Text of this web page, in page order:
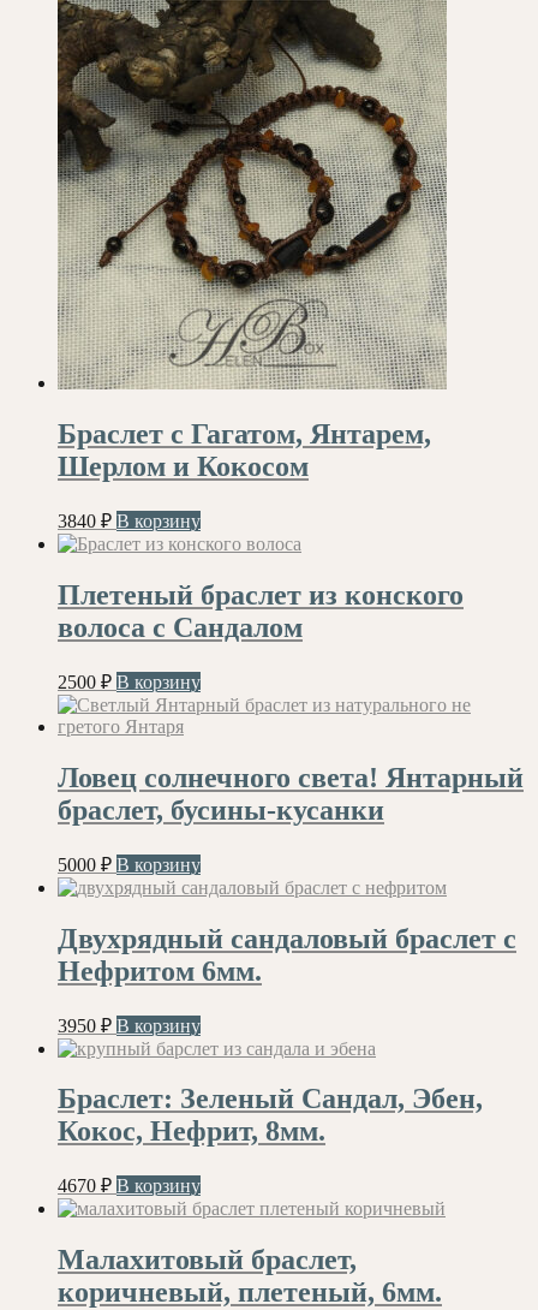
Браслет с Гагатом, Янтарем,
Шерлом и Кокосом
3840 ₽ В корзину
Плетеный браслет из конского
волоса с Сандалом
2500 ₽ В корзину
Ловец солнечного света! Янтарный
браслет, бусины-кусанки
5000 ₽ В корзину
Двухрядный сандаловый браслет с
Нефритом 6мм.
3950 ₽ В корзину
Браслет: Зеленый Сандал, Эбен,
Кокос, Нефрит, 8мм.
4670 ₽ В корзину
Малахитовый браслет,
коричневый, плетеный, 6мм.